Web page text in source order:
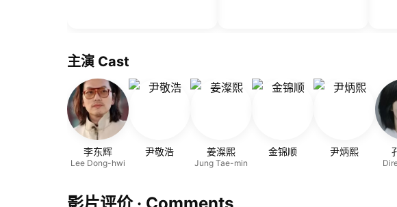
主演 Cast
李东辉
Lee Dong-hwi
尹敬浩 姜澯熙
Jung Tae-min
金锦顺 尹炳熙